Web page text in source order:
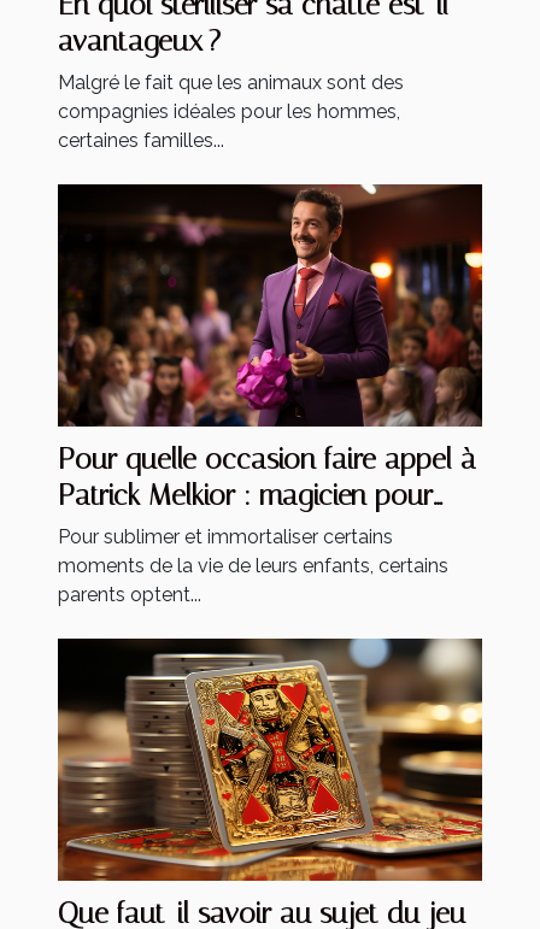
avantageux ?
Malgré le fait que les animaux sont des
compagnies idéales pour les hommes,
certaines familles...
Pour quelle occasion faire appel à
Patrick Melkior : magicien pour
enfants ?
Pour sublimer et immortaliser certains
moments de la vie de leurs enfants, certains
parents optent...
Que faut-il savoir au sujet du jeu